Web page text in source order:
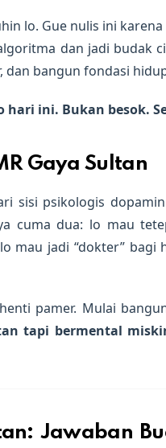
lo. Gue nulis ini
dan jadi budak
dan bangun fondasi
hari ini. Bukan besok.
Gaya Sultan
sisi psikologis
cuma dua: lo mau
mau jadi “dokter”
pamer. Mulai
tapi bermental
Jawaban